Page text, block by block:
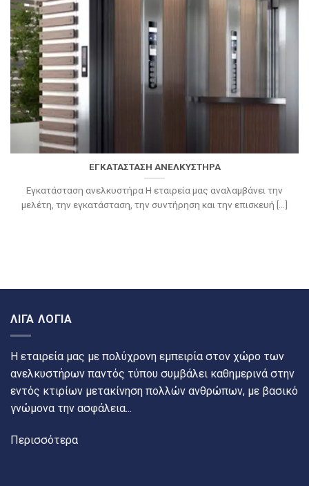
ΕΓΚΑΤΑΣΤΑΣΗ ΑΝΕΛΚΥΣΤΗΡΑ
Εγκατάσταση ανελκυστήρα Η εταιρεία μας αναλαμβάνει την
μελέτη, την εγκατάσταση, την συντήρηση και την επισκευή [...]
ΛΙΓΑ ΛΟΓΙΑ
Η εταιρεία μας με πολύχρονη εμπειρία στον χώρο των
ανελκυστήρων παντός τύπου συμβάλει καθημερινά στην
εντός κτιρίων μετακίνηση πολλών ανθρώπων, με βασικό
γνώμονα την ασφάλεια...
Περισσότερα